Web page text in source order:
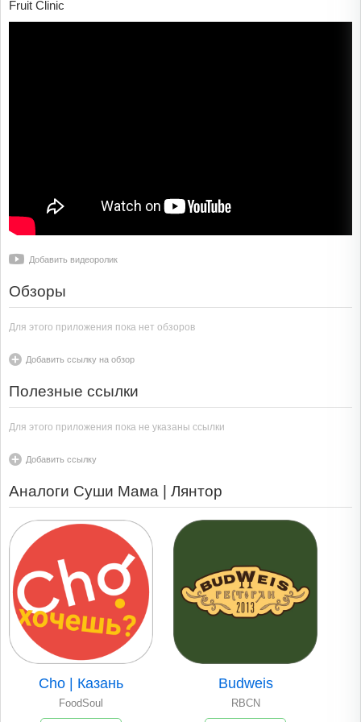
Fruit Clinic
Добавить видеоролик
Обзоры
Для этого приложения пока нет обзоров
Добавить ссылку на обзор
Полезные ссылки
Для этого приложения пока не указаны ссылки
Добавить ссылку
Аналоги Суши Мама | Лянтор
Cho | Казань
FoodSoul
Budweis
RBCN